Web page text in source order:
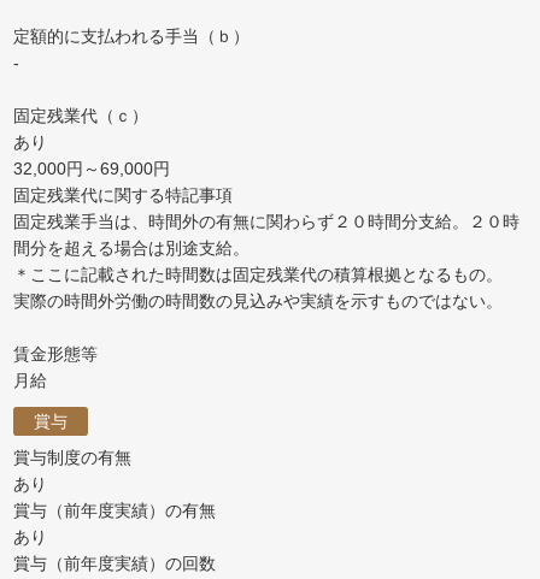
定額的に支払われる手当（ｂ）
-
固定残業代（ｃ）
あり
32,000円～69,000円
固定残業代に関する特記事項
固定残業手当は、時間外の有無に関わらず２０時間分支給。２０時
間分を超える場合は別途支給。
＊ここに記載された時間数は固定残業代の積算根拠となるもの。
実際の時間外労働の時間数の見込みや実績を示すものではない。
賃金形態等
月給
賞与
賞与制度の有無
あり
賞与（前年度実績）の有無
あり
賞与（前年度実績）の回数